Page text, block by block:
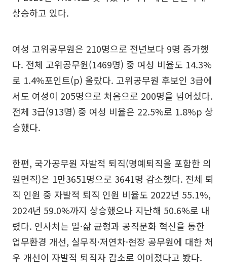
상승하고 있다.
여성 고위공무원은 210명으로 전년보다 9명 증가했
다. 전체 고위공무원(1469명) 중 여성 비율도 14.3%
로 1.4%포인트(p) 올랐다. 고위공무원 후보인 3급에
서도 여성이 205명으로 처음으로 200명을 넘어섰다.
전체 3급(913명) 중 여성 비율은 22.5%로 1.8%p 상
승했다.
한편, 국가공무원 자발적 퇴직(명예퇴직을 포함한 의
원면직)은 1만3651명으로 3641명 감소했다. 전체 퇴
직 인원 중 자발적 퇴직 인원 비율도 2022년 55.1%,
2024년 59.0%까지 상승했으나 지난해 50.6%로 내
렸다. 인사처는 일·삶 균형과 공직문화 혁신을 통한
업무환경 개선, 실무직·저연차·현장 공무원에 대한 처
우 개선이 자발적 퇴직자 감소로 이어졌다고 봤다.